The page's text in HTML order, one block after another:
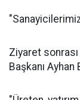
Ziyaret sonrası
Başkanı